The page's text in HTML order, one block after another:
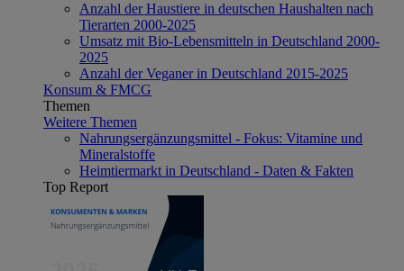
Anzahl der Haustiere in deutschen Haushalten nach
Tierarten 2000-2025
Umsatz mit Bio-Lebensmitteln in Deutschland 2000-
2025
Anzahl der Veganer in Deutschland 2015-2025
Konsum & FMCG
Themen
Weitere Themen
Nahrungsergänzungsmittel - Fokus: Vitamine und
Mineralstoffe
Heimtiermarkt in Deutschland - Daten & Fakten
Top Report